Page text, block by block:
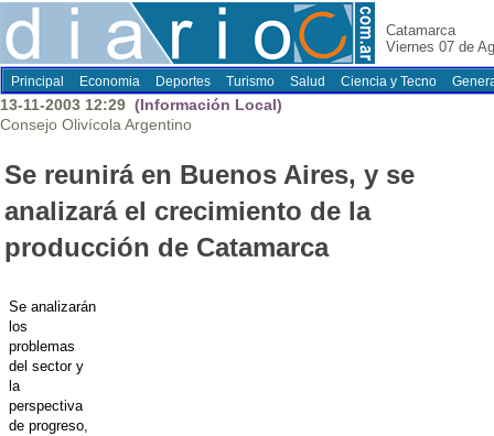
Catamarca
Viernes 07 de
Principal Economia Deportes Turismo Salud Ciencia y Tecno
13-11-2003 12:29 (Información Local)
Consejo Olivícola Argentino
Se reunirá en Buenos Aires, y se
analizará el crecimiento de la
producción de Catamarca
Se analizarán
los
problemas
del sector y
la
perspectiva
de progreso,